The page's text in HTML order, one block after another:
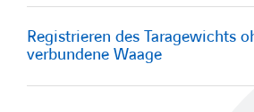
Registrieren des Taragewichts
verbundene Waage